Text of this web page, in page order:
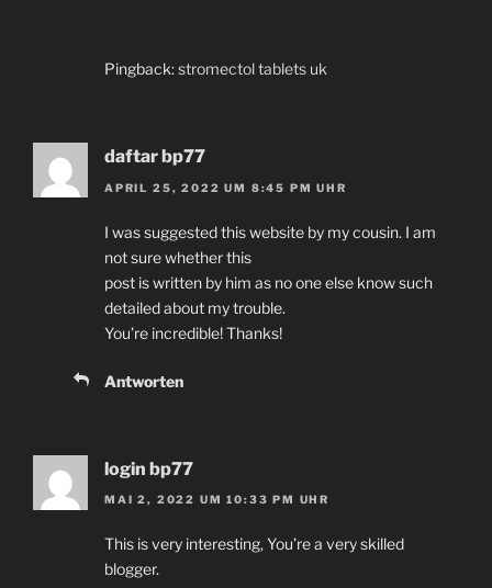
Pingback:stromectol tablets uk
daftar bp77
APRIL 25, 2022 UM 8:45 PM UHR
I was suggested this website by my cousin. I am
not sure whether this
post is written by him as no one else know such
detailed about my trouble.
You’re incredible! Thanks!
Antworten
login bp77
MAI 2, 2022 UM 10:33 PM UHR
This is very interesting, You’re a very skilled
blogger.